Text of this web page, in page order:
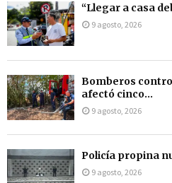
“Llegar a casa
9 agosto, 2026
Bomberos
afectó cinco...
9 agosto, 2026
Policía propina
9 agosto, 2026